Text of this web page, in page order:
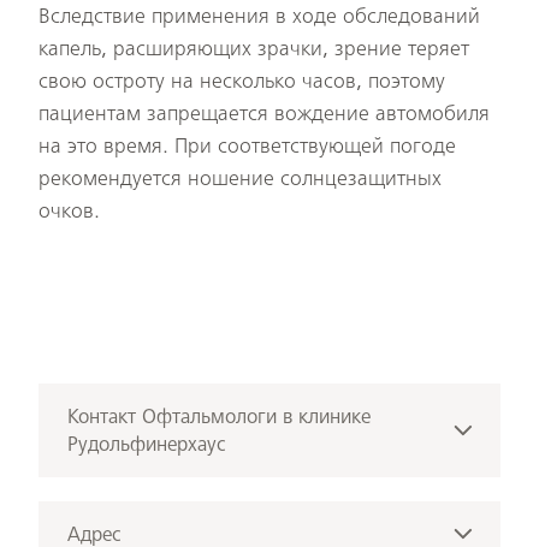
Вследствие применения в ходе обследований
капель, расширяющих зрачки, зрение теряет
свою остроту на несколько часов, поэтому
пациентам запрещается вождение автомобиля
на это время. При соответствующей погоде
рекомендуется ношение солнцезащитных
очков.
Контакт Офтальмологи в клинике
Рудольфинерхаус
Позвонить
Адрес